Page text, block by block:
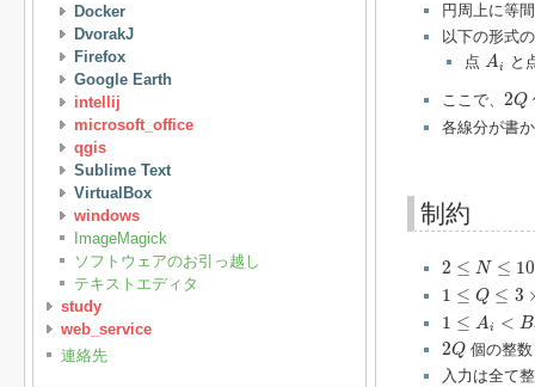
Docker
DvorakJ
Firefox
Google Earth
intellij
microsoft_office
qgis
Sublime Text
VirtualBox
windows
ImageMagick
ソフトウェアのお引っ越し
テキストエディタ
study
web_service
連絡先
円周上に等
以下の形式
点 Ai
A と
ここで、 2Q
2Q
各線分が書
制約
2 ≤ N ≤ 10
2 N ≤10 6
1 ≤ Q ≤ 3
1 Q ≤3 ×10
1 ≤ Ai < B
1 A <B ≤N
2Q
2Q個の整
入力は全て